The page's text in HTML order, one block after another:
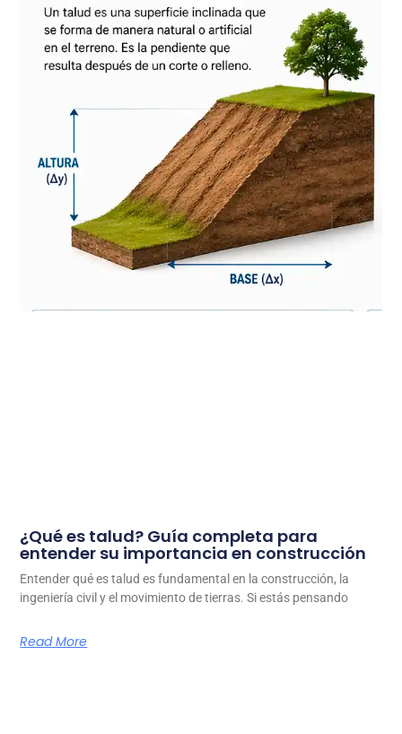
¿Qué es talud? Guía completa para
entender su importancia en construcción
Entender qué es talud es fundamental en la construcción, la
ingeniería civil y el movimiento de tierras. Si estás pensando
Read More